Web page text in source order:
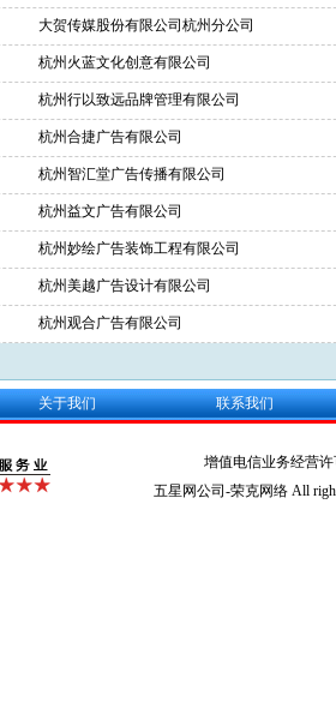
大贺传媒股份有限公司杭州分公司
杭州火蓝文化创意有限公司
杭州行以致远品牌管理有限公司
杭州合捷广告有限公司
杭州智汇堂广告传播有限公司
杭州益文广告有限公司
杭州妙绘广告装饰工程有限公司
杭州美越广告设计有限公司
杭州观合广告有限公司
关于我们 联系我们
增值电信业务经营
五星网公司-荣克网络 All